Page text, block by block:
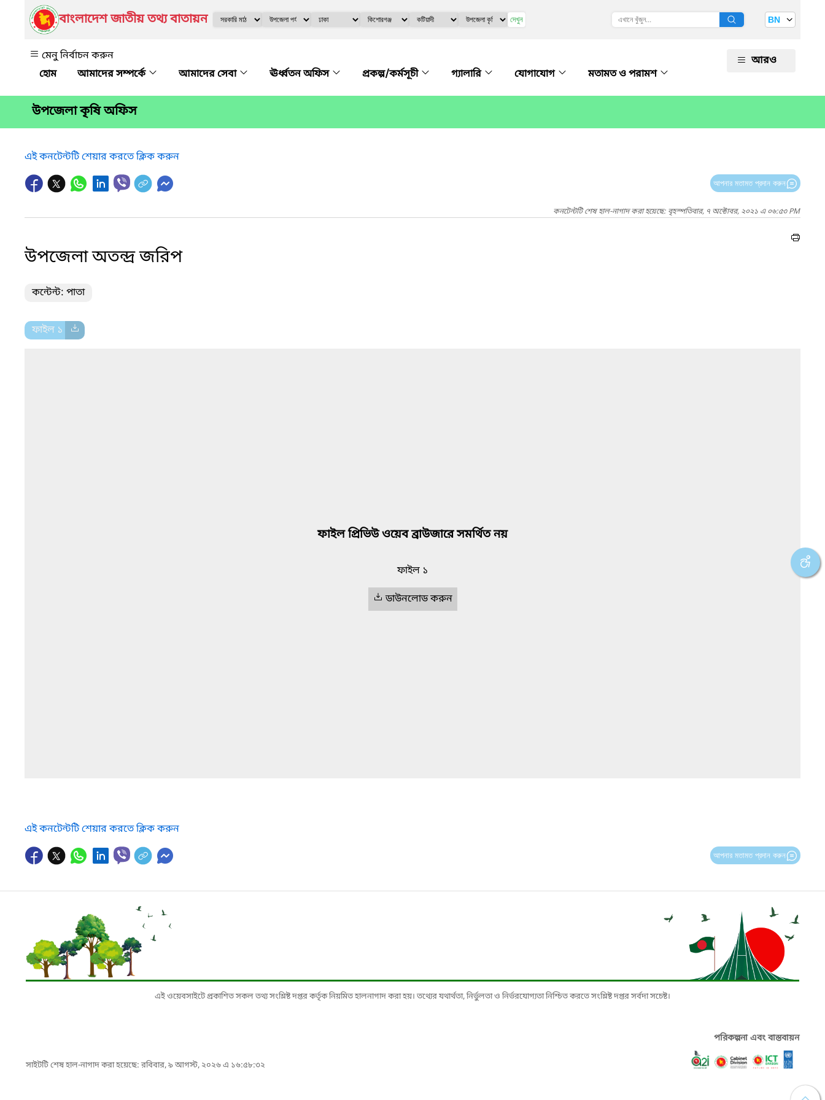
বাংলাদেশ জাতীয় তথ্য বাতায়ন দেখুন BN
মেনু নির্বাচন করুন
আমাদের সম্পর্কে
আমাদের সেবা ঊর্ধ্বতন অফিস প্রকল্প/কর্মসূচী গ্যালারি যোগাযোগ মতামত ও পরামশ
আরও
উপজেলা কৃষি অফিস
এই কনটেন্টটি শেয়ার করতে ক্লিক করুন
আপনার মতামত প্রদান করুন
কনটেন্টটি শেষ হাল-নাগাদ করা হয়েছে: বৃহস্পতিবার, ৭ অক্টোবর, ২০২১ এ ০৬:৫৩ PM
উপজেলা অতন্দ্র জরিপ
কন্টেন্ট: পাতা
ফাইল ১
ফাইল প্রিভিউ ওয়েব ব্রাউজারে সমর্থিত নয়
ফাইল ১
ডাউনলোড করুন
এই কনটেন্টটি শেয়ার করতে ক্লিক করুন
আপনার মতামত প্রদান করুন
এই ওয়েবসাইটে প্রকাশিত সকল তথ্য সংশ্লিষ্ট দপ্তর কর্তৃক নিয়মিত হালনাগাদ করা হয়। তথ্যের যথার্থতা, নির্ভুলতা ও নির্ভরযোগ্যতা নিশ্চিত করতে সংশ্লিষ্ট দপ্তর সর্বদা সচেষ্ট।
সাইটটি শেষ হাল-নাগাদ করা হয়েছে: রবিবার, ৯ আগস্ট, ২০২৬ এ ১৬:৫৮:৩২
পরিকল্পনা এবং বাস্তবায়ন